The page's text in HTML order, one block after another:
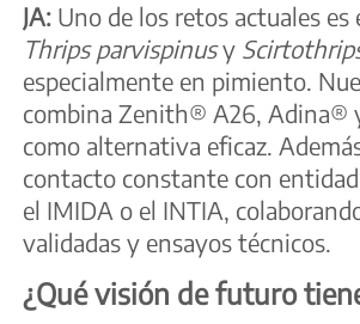
JA: Uno de los retos actuales
Thrips parvispinusy
especialmente en pimiento.
combina Zenith® A26, Adina®
como alternativa eficaz.
contacto constante con
el IMIDA o el INTIA,
validadas y ensayos técnicos.
¿Qué visión de futuro